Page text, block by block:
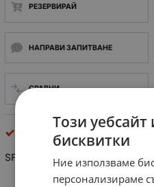
РЕЗЕРВИРАЙ
НАПРАВИ ЗАПИТВАНЕ
СРАВНИ
интегрални схеми
SFC 2741C141
Този уебсайт
бисквитки
Ние използваме
персонализираме